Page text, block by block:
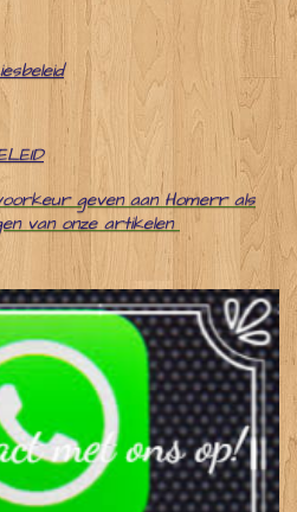
geven aan Homerr als
van onze artikelen